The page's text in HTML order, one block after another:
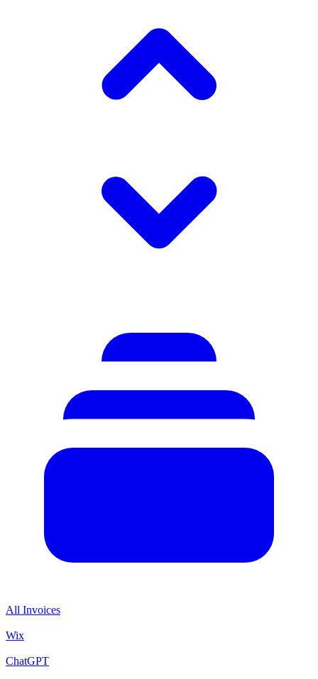
All Invoices
Wix
ChatGPT